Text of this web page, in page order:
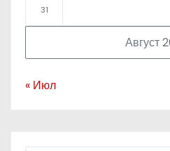
Август
31
« Июл